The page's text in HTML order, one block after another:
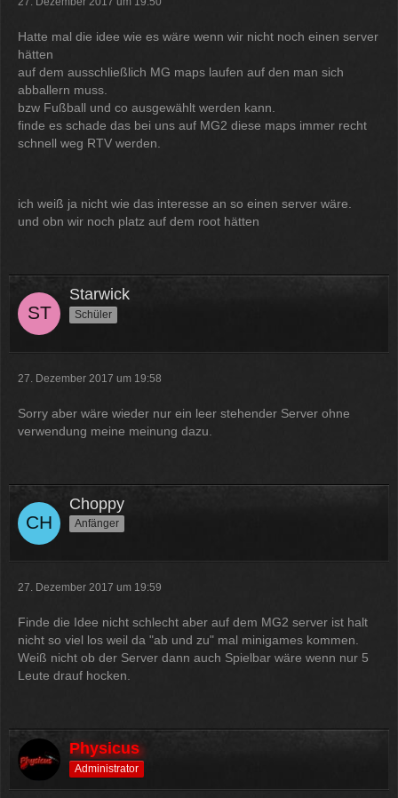
Ja bei mir sind es 130 € für
auch so um locker flockig 50-60 €
ätzend, wie schnell alles
einem aus der Tasche gezogen
McCracker007
die hälfte .
Hatte mal die idee wie es wäre wenn wir nicht noch einen server
hätten
auf dem ausschließlich MG maps laufen auf den man sich
abballern muss.
bzw Fußball und co ausgewählt werden kann.
finde es schade das bei uns auf MG2 diese maps immer recht
schnell weg RTV werden.
ich weiß ja nicht wie das interesse an so einen server wäre.
und obn wir noch platz auf dem root hätten
Starwick
Schüler
27. Dezember 2017 um 19:58
Sorry aber wäre wieder nur ein leer stehender Server ohne
verwendung meine meinung dazu.
Choppy
Anfänger
27. Dezember 2017 um 19:59
Finde die Idee nicht schlecht aber auf dem MG2 server ist halt
nicht so viel los weil da "ab und zu" mal minigames kommen.
Weiß nicht ob der Server dann auch Spielbar wäre wenn nur 5
Leute drauf hocken.
Physicus
Administrator